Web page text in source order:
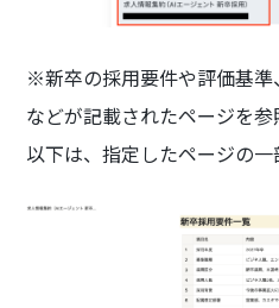
※新卒の採用要件や評価基
などが記載されたページを参
以下は、指定したページの一